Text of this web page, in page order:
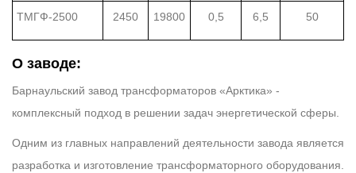
ТМГФ-2500 2450 19800 0,5 6,5 50
О заводе:
Барнаульский завод трансформаторов «Арктика» -
комплексный подход в решении задач энергетической сферы.
Одним из главных направлений деятельности завода является
разработка и изготовление трансформаторного оборудования.